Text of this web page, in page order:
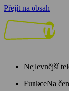
Přejít na obsah
Nejlevnější
FunkceNa